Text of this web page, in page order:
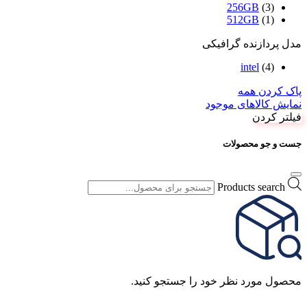
256GB (3)
512GB (1)
مدل پردازنده گرافیکی
intel (4)
پاک کردن همه
نمایش کالاهای موجود
فیلتر کردن
جست و جو محصولات
Products search
محصول مورد نظر خود را جستجو کنید.